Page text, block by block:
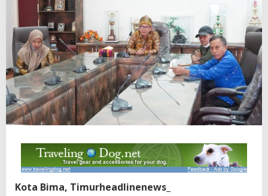
Kota Bima, Timurheadlinenews_